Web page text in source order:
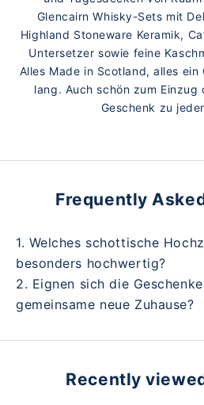
Glencairn Whisky-Sets mit
Highland Stoneware Keramik,
Untersetzer sowie feine
Alles Made in Scotland, alles
lang. Auch schön zum
Geschenk zu
Frequently
1. Welches schottische
besonders hochwertig?
2. Eignen sich die
gemeinsame neue Zuhause?
Recently